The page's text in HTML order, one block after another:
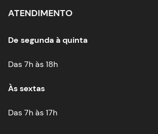
ATENDIMENTO
De segunda à quinta
Das 7h às 18h
Às sextas
Das 7h às 17h